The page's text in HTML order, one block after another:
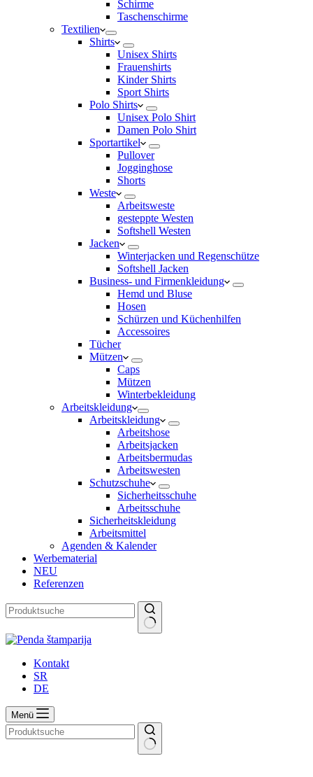
Schirme
Taschenschirme
Textilien
Shirts
Unisex Shirts
Frauenshirts
Kinder Shirts
Sport Shirts
Polo Shirts
Unisex Polo Shirt
Damen Polo Shirt
Sportartikel
Pullover
Jogginghose
Shorts
Weste
Arbeitsweste
gesteppte Westen
Softshell Westen
Jacken
Winterjacken und Regenschütze
Softshell Jacken
Business- und Firmenkleidung
Hemd und Bluse
Hosen
Schürzen und Küchenhilfen
Accessoires
Tücher
Mützen
Caps
Mützen
Winterbekleidung
Arbeitskleidung
Arbeitskleidung
Arbeitshose
Arbeitsjacken
Arbeitsbermudas
Arbeitswesten
Schutzschuhe
Sicherheitsschuhe
Arbeitsschuhe
Sicherheitskleidung
Arbeitsmittel
Agenden & Kalender
Werbematerial
NEU
Referenzen
Keine
Kontakt
SR
DE
Menü